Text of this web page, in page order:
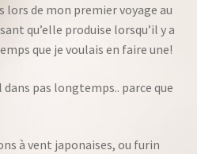
lors de mon premier voyage au
qu’elle produise lorsqu’il y a
que je voulais en faire une!
pas longtemps.. parce que
à vent japonaises, ou furin